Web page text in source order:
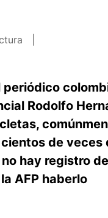
Rodolfo
de veces
hay registro
AFP haberlo